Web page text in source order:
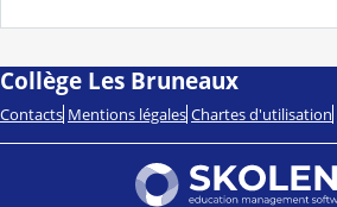
Collège Les Bruneaux
Contacts Mentions légales Chartes d'utilisation